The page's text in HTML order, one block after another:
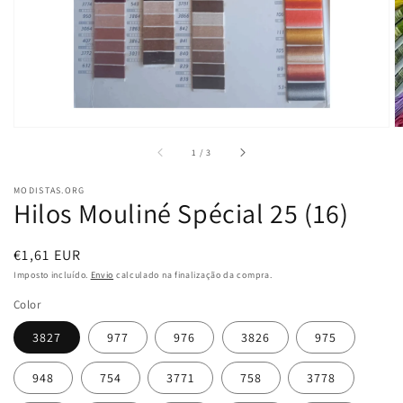
vista
em
galeria
1 /de
3
MODISTAS.ORG
Hilos Mouliné Spécial 25 (16)
Preço
normal
€1,61 EUR
Imposto incluído. Envio calculado na finalização da compra.
Color
3827 977 976 3826 975
948 754 3771 758 3778